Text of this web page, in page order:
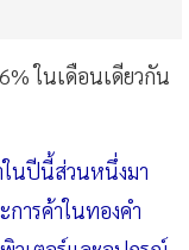
ในเดือนเดียวกัน
ในปีนี้ส่วนหนึ่งมา
ารค้าในทองคำ